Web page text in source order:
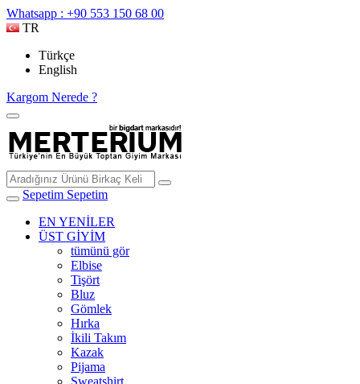
Whatsapp : +90 553 150 68 00
TR
Türkçe
English
Kargom Nerede ?
Sepetim Sepetim
EN YENİLER
ÜST GİYİM
tümünü gör
Elbise
Tişört
Bluz
Gömlek
Hırka
İkili Takım
Kazak
Pijama
Sweatshirt